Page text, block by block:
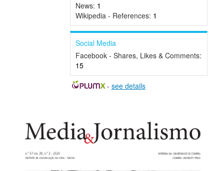
News: 1
Wikipedia - References: 1
Social Media
Facebook - Shares, Likes & Comments:
15
- see details